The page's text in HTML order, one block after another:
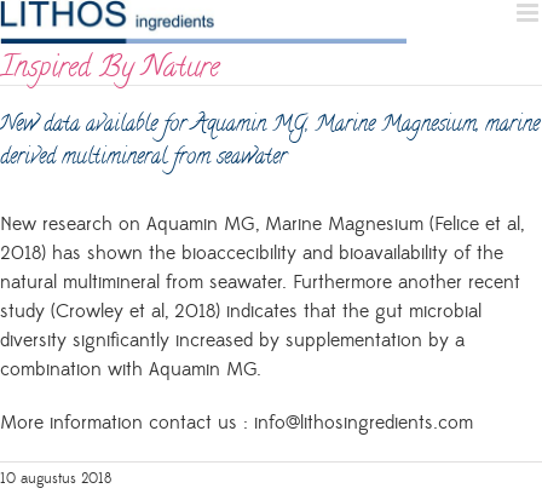
to
content
Inspired By Nature
New data available for Aquamin MG, Marine Magnesium, marine
derived multimineral from seawater
New research on Aquamin MG, Marine Magnesium (Felice et al,
2018) has shown the bioaccecibility and bioavailability of the
natural multimineral from seawater. Furthermore another recent
study (Crowley et al, 2018) indicates that the gut microbial
diversity significantly increased by supplementation by a
combination with Aquamin MG.
More information contact us : info@lithosingredients.com
10 augustus 2018